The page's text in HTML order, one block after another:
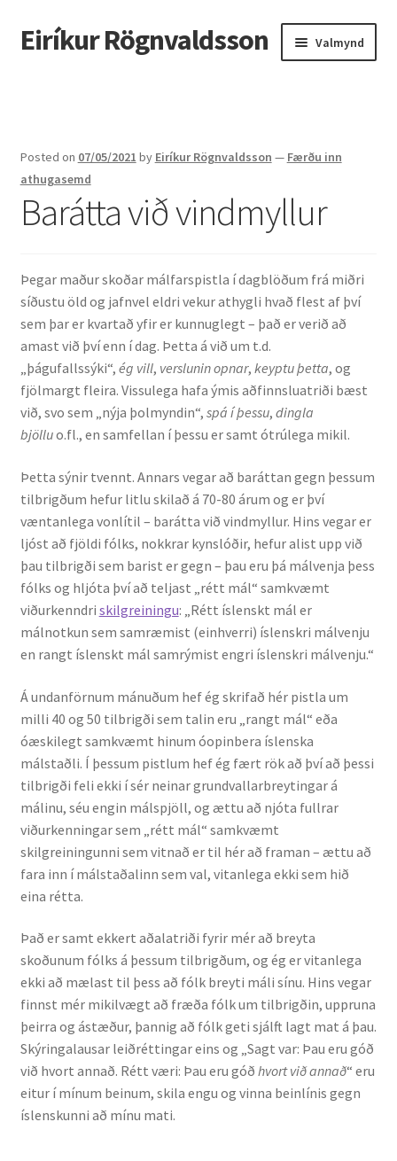
Fara
beint
Hoppa
yfir
Eiríkur Rögnvaldsson Valmynd
Ætt
Líf og starf
Myndir
Kennsla
Kennd námskeið
Kennsluefni
Stjórnun
Innan Háskólans
Samstarfsverkefni
Styrkir og verðlaun
Utan Háskólans
Verkefnisstjórn
Þjónusta
Rannsóknir
Máltækni
Orðalyklar og orðafar
Orðhlutafræði
Samtímasetningafræði
Söguleg setningafræði
Hljóð og hljóðkerfi
Posted on 07/05/2021 by Eiríkur Rögnvaldsson — Færðu inn
athugasemd
Barátta við vindmyllur
Þegar maður skoðar málfarspistla í dagblöðum frá miðri
síðustu öld og jafnvel eldri vekur athygli hvað flest af því
sem þar er kvartað yfir er kunnuglegt – það er verið að
amast við því enn í dag. Þetta á við um t.d.
„þágufallssýki“, ég vill, verslunin opnar, keyptu þetta, og
fjölmargt fleira. Vissulega hafa ýmis aðfinnsluatriði bæst
við, svo sem „nýja þolmyndin“, spá í þessu, dingla
bjölluo.fl., en samfellan í þessu er samt ótrúlega mikil.
Þetta sýnir tvennt. Annars vegar að baráttan gegn þessum
tilbrigðum hefur litlu skilað á 70-80 árum og er því
væntanlega vonlítil – barátta við vindmyllur. Hins vegar er
ljóst að fjöldi fólks, nokkrar kynslóðir, hefur alist upp við
þau tilbrigði sem barist er gegn – þau eru þá málvenja þess
fólks og hljóta því að teljast „rétt mál“ samkvæmt
viðurkenndri skilgreiningu: „Rétt íslenskt mál er
málnotkun sem samræmist (einhverri) íslenskri málvenju
en rangt íslenskt mál samrýmist engri íslenskri málvenju.“
Á undanförnum mánuðum hef ég skrifað hér pistla um
milli 40 og 50 tilbrigði sem talin eru „rangt mál“ eða
óæskilegt samkvæmt hinum óopinbera íslenska
málstaðli. Í þessum pistlum hef ég fært rök að því að þessi
tilbrigði feli ekki í sér neinar grundvallarbreytingar á
málinu, séu engin málspjöll, og ættu að njóta fullrar
viðurkenningar sem „rétt mál“ samkvæmt
skilgreiningunni sem vitnað er til hér að framan – ættu að
fara inn í málstaðalinn sem val, vitanlega ekki sem hið
eina rétta.
Það er samt ekkert aðalatriði fyrir mér að breyta
skoðunum fólks á þessum tilbrigðum, og ég er vitanlega
ekki að mælast til þess að fólk breyti máli sínu. Hins vegar
finnst mér mikilvægt að fræða fólk um tilbrigðin, uppruna
þeirra og ástæður, þannig að fólk geti sjálft lagt mat á þau.
Skýringalausar leiðréttingar eins og „Sagt var: Þau eru góð
við hvort annað. Rétt væri: Þau eru góð hvort við annað“ eru
eitur í mínum beinum, skila engu og vinna beinlínis gegn
íslenskunni að mínu mati.